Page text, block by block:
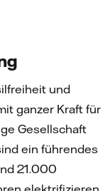
und
ganzer Kraft für
Gesellschaft
ein führendes
21.000